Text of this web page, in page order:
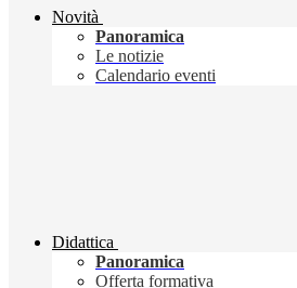
Novità
Panoramica
Le notizie
Calendario eventi
Didattica
Panoramica
Offerta formativa